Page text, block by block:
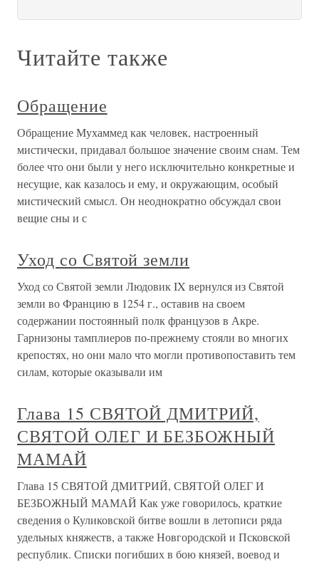
Читайте также
Обращение
Обращение Мухаммед как человек, настроенный
мистически, придавал большое значение своим снам. Тем
более что они были у него исключительно конкретные и
несущие, как казалось и ему, и окружающим, особый
мистический смысл. Он неоднократно обсуждал свои
вещие сны и с
Уход со Святой земли
Уход со Святой земли Людовик IX вернулся из Святой
земли во Францию в 1254 г., оставив на своем
содержании постоянный полк французов в Акре.
Гарнизоны тамплиеров по-прежнему стояли во многих
крепостях, но они мало что могли противопоставить тем
силам, которые оказывали им
Глава 15 СВЯТОЙ ДМИТРИЙ,
СВЯТОЙ ОЛЕГ И БЕЗБОЖНЫЙ
МАМАЙ
Глава 15 СВЯТОЙ ДМИТРИЙ, СВЯТОЙ ОЛЕГ И
БЕЗБОЖНЫЙ МАМАЙ Как уже говорилось, краткие
сведения о Куликовской битве вошли в летописи ряда
удельных княжеств, а также Новгородской и Псковской
республик. Списки погибших в бою князей, воевод и